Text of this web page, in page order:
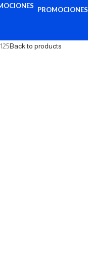
PROMOCIONES
Back to products